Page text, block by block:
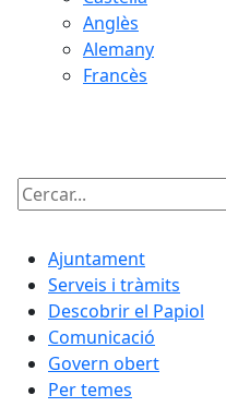
Anglès
Alemany
Francès
Cercar:
Ajuntament
Serveis i tràmits
Descobrir el Papiol
Comunicació
Govern obert
Per temes